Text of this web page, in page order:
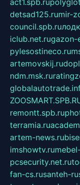
detsad125.rumir-
council.spb.ru
iclub.net.rugazon-
pylesostineco.ru
artemovskij.ru
ndm.msk.ru
remontt.spb.ru
terramia.ru
artem-news.ru
imshowtv.ru
pcsecurity.net.ru
fan-cs.rusanteh-